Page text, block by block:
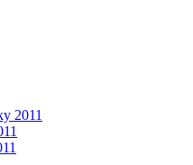
2011